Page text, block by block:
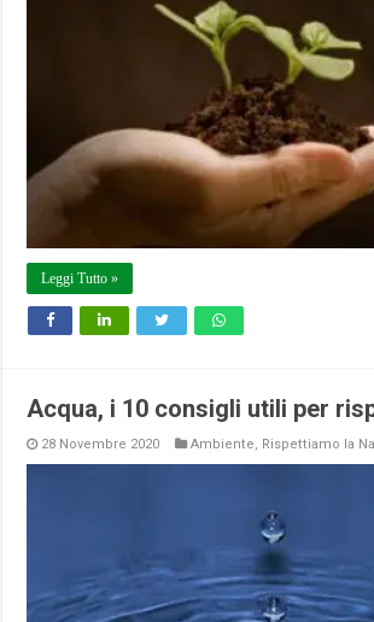
Leggi Tutto »
Acqua, i 10 consigli utili per
28 Novembre 2020 Ambiente, Rispettiamo la